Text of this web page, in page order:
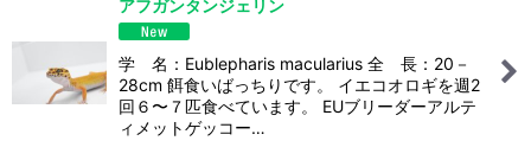
アフガンタンジェリン
学 名：Eublepharis macularius 全 長：20－
28cm 餌食いばっちりです。 イエコオロギを週2
回６〜７匹食べています。 EUブリーダーアルテ
ィメットゲッコー…